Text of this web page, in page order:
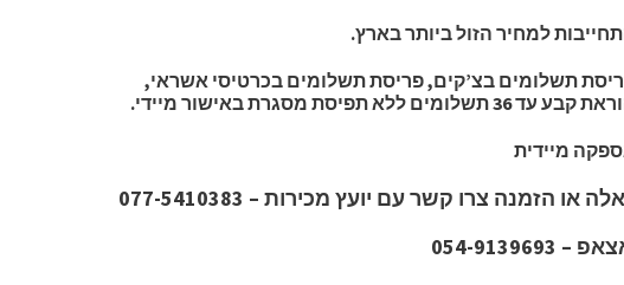
למחיר הזול ביותר בארץ.
תשלומים בצ’קים, פריסת תשלומים בכרטיסי אשראי,
עד 36 תשלומים ללא תפיסת מסגרת באישור מיידי.
מיידית
או הזמנה צרו קשר עם יועץ מכירות – 077-5410383
9139693